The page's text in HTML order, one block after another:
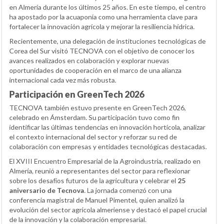
en Almería durante los últimos 25 años. En este tiempo, el centro
ha apostado por la acuaponía como una herramienta clave para
fortalecer la innovación agrícola y mejorar la resiliencia hídrica.
Recientemente, una delegación de instituciones tecnológicas de
Corea del Sur visitó TECNOVA con el objetivo de conocer los
avances realizados en colaboración y explorar nuevas
oportunidades de cooperación en el marco de una alianza
internacional cada vez más robusta.
Participación en GreenTech 2026
TECNOVA también estuvo presente en GreenTech 2026,
celebrado en Ámsterdam. Su participación tuvo como fin
identificar las últimas tendencias en innovación hortícola, analizar
el contexto internacional del sector y reforzar su red de
colaboración con empresas y entidades tecnológicas destacadas.
El XVIII Encuentro Empresarial de la Agroindustria, realizado en
Almería, reunió a representantes del sector para reflexionar
sobre los desafíos futuros de la agricultura y celebrar el 25
aniversario de Tecnova. La jornada comenzó con una
conferencia magistral de Manuel Pimentel, quien analizó la
evolución del sector agrícola almeriense y destacó el papel crucial
de la innovación y la colaboración empresarial.